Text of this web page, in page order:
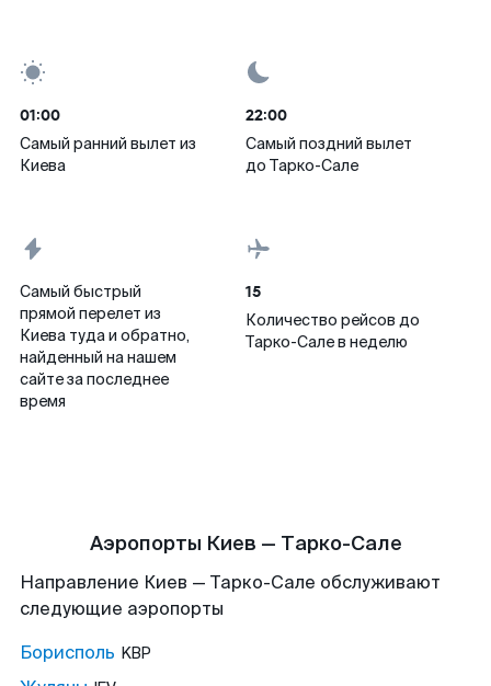
01:00
Самый ранний вылет из
Киева
22:00
Самый поздний вылет
до Тарко-Сале
Самый быстрый
прямой перелет из
Киева туда и обратно,
найденный на нашем
сайте за последнее
время
15
Количество рейсов до
Тарко-Сале в неделю
Аэропорты Киев — Тарко-Сале
Направление Киев — Тарко-Сале обслуживают
следующие аэропорты
Борисполь KBP